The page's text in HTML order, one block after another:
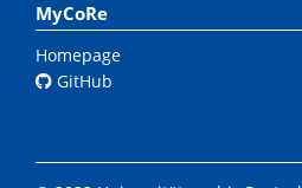
MyCoRe
Homepage
GitHub